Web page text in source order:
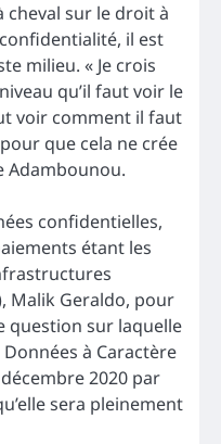
cheval sur le droit à
il est
milieu. « Je crois
qu’il faut voir le
voir comment il faut
que cela ne crée
Adambounou.
confidentielles,
étant les
Malik Geraldo, pour
question sur laquelle
à Caractère
2020 par
sera pleinement